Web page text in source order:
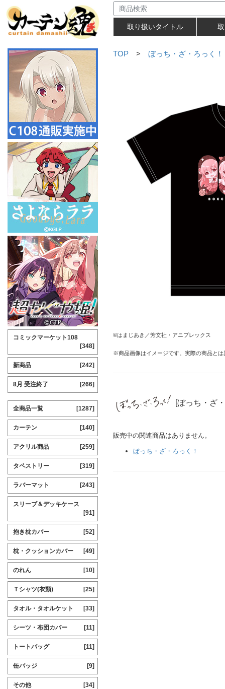
取り扱いタイトル
TOP > ぼっち・ざ・ろっく！
©はまじあき／芳文社・アニプレックス
※商品画像はイメージです。実際の商品と
[ぼっち・ざ
販売中の関連商品はありません。
ぼっち・ざ・ろっく！
コミックマーケット108
[348]
新商品 [242]
8月 受注終了 [266]
全商品一覧 [1287]
カーテン [140]
アクリル商品 [259]
タペストリー [319]
ラバーマット [243]
スリーブ＆デッキケース
[91]
抱き枕カバー [52]
枕・クッションカバー [49]
のれん [10]
Ｔシャツ(衣類) [25]
タオル・タオルケット [33]
シーツ・布団カバー [11]
トートバッグ [11]
缶バッジ [9]
その他 [34]